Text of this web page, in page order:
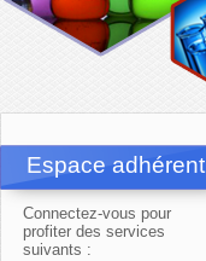
Espace adhérent
Connectez-vous pour
profiter des services
suivants :